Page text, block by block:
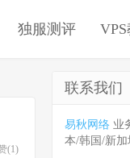
独服测评
(1)
联系我们
易秋网络 业
本/韩国/新加